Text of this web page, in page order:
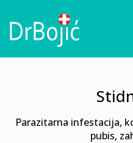
Parazitarna infestacija,
pubis,